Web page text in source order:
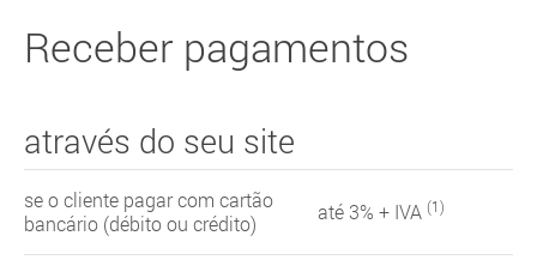
Receber pagamentos
através do seu site
se o cliente pagar com cartão
bancário (débito ou crédito)
até 3% + IVA (1)